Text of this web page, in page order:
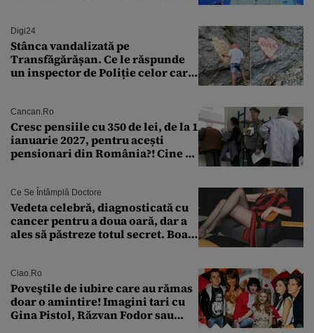
Digi24
Stânca vandalizată pe
Transfăgărășan. Ce le răspunde
un inspector de Poliție celor care
Cancan.ro
Cresc pensiile cu 350 de lei, de la 1
ianuarie 2027, pentru acești
pensionari din România?! Cine se
Ce Se Întâmplă Doctore
Vedeta celebră, diagnosticată cu
cancer pentru a doua oară, dar a
ales să păstreze totul secret. Boala
Ciao.ro
Poveştile de iubire care au rămas
doar o amintire! Imagini tari cu
Gina Pistol, Răzvan Fodor sau